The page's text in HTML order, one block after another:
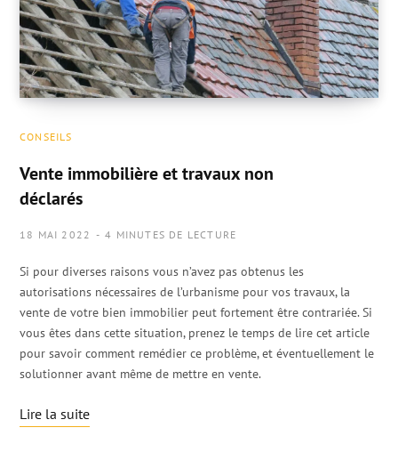
CONSEILS
Vente immobilière et travaux non
déclarés
18 MAI 2022 4 MINUTES DE LECTURE
Si pour diverses raisons vous n’avez pas obtenus les
autorisations nécessaires de l’urbanisme pour vos travaux, la
vente de votre bien immobilier peut fortement être contrariée. Si
vous êtes dans cette situation, prenez le temps de lire cet article
pour savoir comment remédier ce problème, et éventuellement le
solutionner avant même de mettre en vente.
Lire la suite